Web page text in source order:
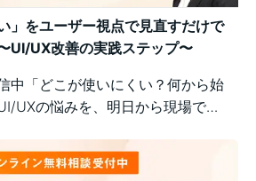
」をユーザー視点で見直すだけで
UI/UX改善の実践ステップ〜
中「どこが使いにくい？何から始
UXの悩みを、明日から現場で実
もおすすめの実践型セミナーで